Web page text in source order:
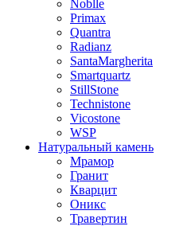
Noblle
Primax
Quantra
Radianz
SantaMargherita
Smartquartz
StillStone
Technistone
Vicostone
WSP
Натуральный камень
Мрамор
Гранит
Кварцит
Оникс
Травертин